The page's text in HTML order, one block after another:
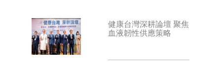
健康台灣深耕論壇 聚焦
血液韌性供應策略